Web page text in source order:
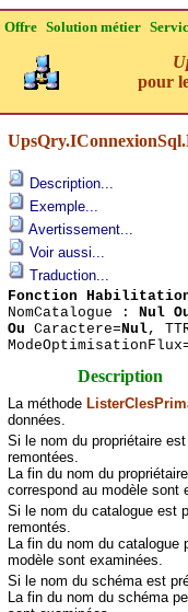
Offre Solution métier
pour
Description...
Exemple...
Avertissement...
Voir aussi...
Traduction...
Fonction
NomCatalogue : Nul
Ou Caractere=Nul,
Description
La méthode
données.
Si le nom du propriétaire
remontées.
La fin du nom du
correspond au modèle sont
Si le nom du catalogue est
remontés.
La fin du nom du
modèle sont examinées.
Si le nom du schéma est
La fin du nom du schéma